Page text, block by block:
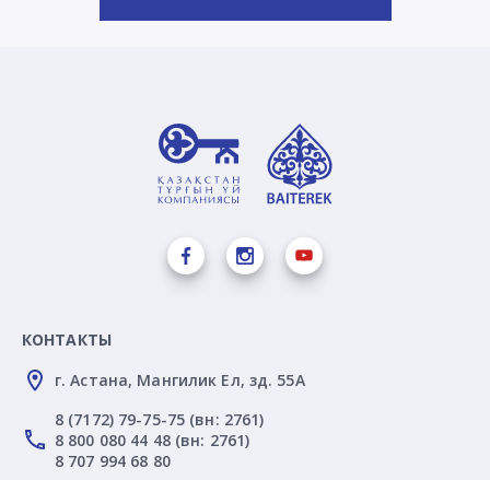
КОНТАКТЫ
г. Астана, Мангилик Ел, зд. 55А
8 (7172) 79-75-75 (вн: 2761)
8 800 080 44 48 (вн: 2761)
8 707 994 68 80